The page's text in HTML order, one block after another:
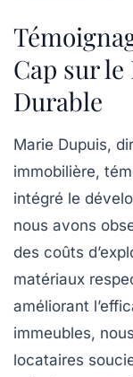
Cap sur
Durable
Marie Dupuis,
immobilière,
intégré le
nous avons
des coûts
matériaux
améliorant
immeubles,
locataires